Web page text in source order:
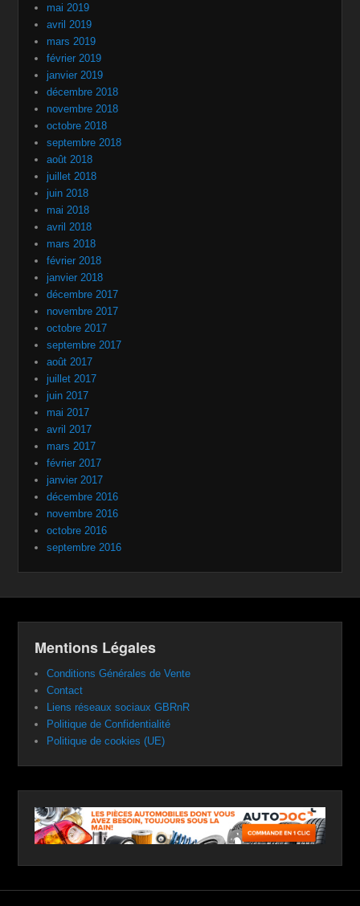
mai 2019
avril 2019
mars 2019
février 2019
janvier 2019
décembre 2018
novembre 2018
octobre 2018
septembre 2018
août 2018
juillet 2018
juin 2018
mai 2018
avril 2018
mars 2018
février 2018
janvier 2018
décembre 2017
novembre 2017
octobre 2017
septembre 2017
août 2017
juillet 2017
juin 2017
mai 2017
avril 2017
mars 2017
février 2017
janvier 2017
décembre 2016
novembre 2016
octobre 2016
septembre 2016
Mentions Légales
Conditions Générales de Vente
Contact
Liens réseaux sociaux GBRnR
Politique de Confidentialité
Politique de cookies (UE)